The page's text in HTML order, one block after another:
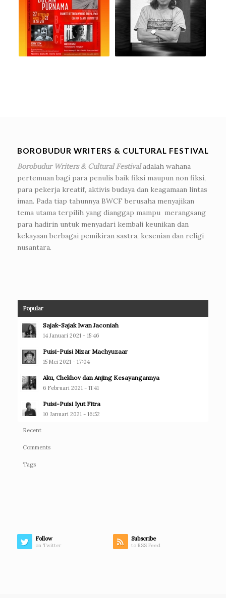
BOROBUDUR WRITERS & CULTURAL FESTIVAL
Borobudur Writers & Cultural Festivaladalah wahana
pertemuan bagi para penulis baik fiksi maupun non fiksi,
para pekerja kreatif, aktivis budaya dan keagamaan lintas
iman. Pada tiap tahunnya BWCF berusaha menyajikan
tema utama terpilih yang dianggap mampu merangsang
para hadirin untuk menyadari kembali keunikan dan
kekayaan berbagai pemikiran sastra, kesenian dan religi
nusantara.
Popular
Sajak-Sajak Iwan Jaconiah
14 Januari 2021 - 15:46
Puisi-Puisi Nizar Machyuzaar
15 Mei 2021 - 17:04
Aku, Chekhov dan Anjing Kesayangannya
6 Februari 2021 - 11:41
Puisi-Puisi Iyut Fitra
10 Januari 2021 - 16:52
Recent
Comments
Tags
Follow
on Twitter
Subscribe
to RSS Feed